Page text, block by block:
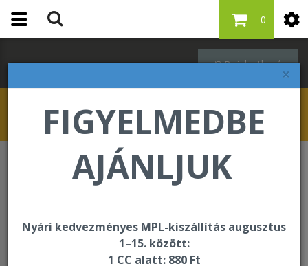
×
FIGYELMEDBE
AJÁNLJUK
Nyári kedvezményes MPL-kiszállítás augusztus
1–15. között:
1 CC alatt: 880 Ft
Bejelentkezés
0
Testsúlykontroll Forever Lite Ultra Vanilla